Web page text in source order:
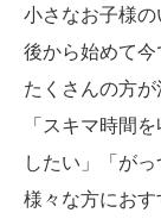
小さなお子様
後から始めて
たくさんの方が
「スキマ時間
したい」「が
様々な方におす